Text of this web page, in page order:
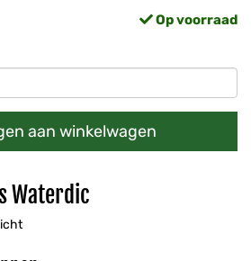
Op voorraad
aan winkelwagen
Waterdic